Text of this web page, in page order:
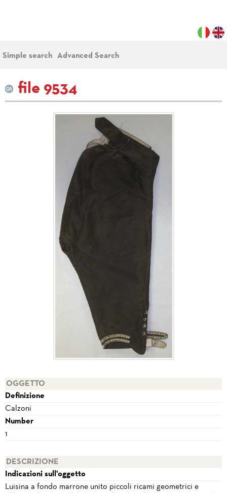
Simple search Advanced Search
file 9534
OGGETTO
Definizione
Calzoni
Number
1
DESCRIZIONE
Indicazioni sull'oggetto
Luisina a fondo marrone unito piccoli ricami geometrici e